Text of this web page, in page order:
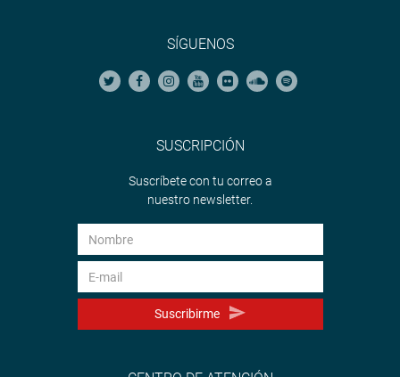
SÍGUENOS
SUSCRIPCIÓN
Suscríbete con tu correo a
nuestro newsletter.
Suscribirme